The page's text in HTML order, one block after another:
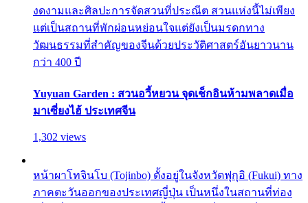
งดงามและศิลปะการจัดสวนที่ประณีต สวนแห่งนี้ไม่เพียง
แต่เป็นสถานที่พักผ่อนหย่อนใจแต่ยังเป็นมรดกทาง
วัฒนธรรมที่สำคัญของจีนด้วยประวัติศาสตร์อันยาวนาน
กว่า 400 ปี
Yuyuan Garden : สวนอวี้หยวน จุดเช็กอินห้ามพลาดเมื่อ
มาเซี่ยงไฮ้ ประเทศจีน
1,302 views
หน้าผาโทจินโบ (Tojinbo) ตั้งอยู่ในจังหวัดฟุกุอิ (Fukui) ทาง
ภาคตะวันออกของประเทศญี่ปุ่น เป็นหนึ่งในสถานที่ท่อง